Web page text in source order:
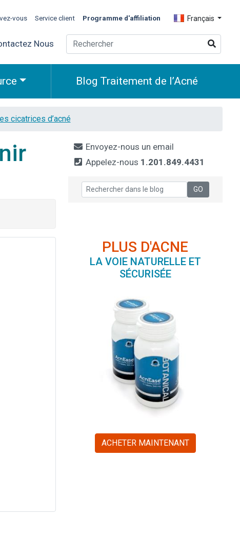
vous Service client Programme d'affiliation Français
Nous
Blog Traitement de l’Acné
cicatrices d’acné
Envoyez-nous un email
Appelez-nous 1.201.849.4431
PLUS D'ACNE
LA VOIE NATURELLE ET
SÉCURISÉE
ACHETER MAINTENANT